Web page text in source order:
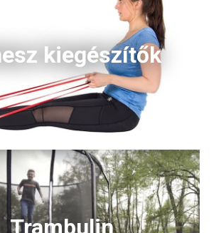
kiegészítők
Trambulin